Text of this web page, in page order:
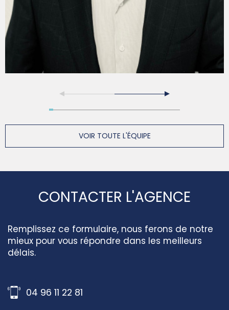
VOIR TOUTE L'ÉQUIPE
CONTACTER L'AGENCE
Remplissez ce formulaire, nous ferons de notre
mieux pour vous répondre dans les meilleurs
délais.
04 96 11 22 81